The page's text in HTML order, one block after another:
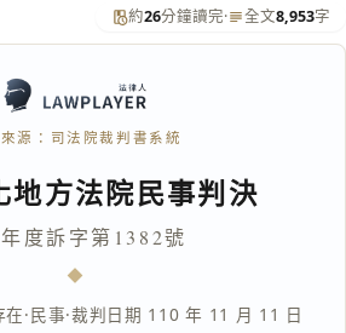
約26分鐘讀完· 全文8,953字
源：司法院裁判書系統
地方法院民事判決
度訴字第1382號
在·民事·裁判日期 110 年 11 月 11 日